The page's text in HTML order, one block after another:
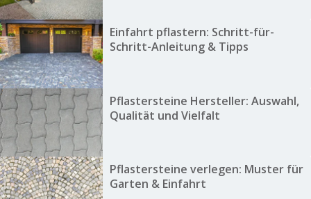
Einfahrt pflastern: Schritt-für-
Schritt-Anleitung & Tipps
Pflastersteine Hersteller: Auswahl,
Qualität und Vielfalt
Pflastersteine verlegen: Muster für
Garten & Einfahrt